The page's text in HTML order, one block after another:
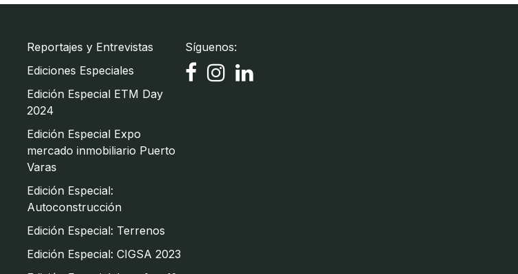
Reportajes y Entrevistas
Ediciones Especiales
Edición Especial ETM Day
2024
Edición Especial Expo
mercado inmobiliario Puerto
Varas
Edición Especial:
Autoconstrucción
Edición Especial: Terrenos
Edición Especial: CIGSA 2023
Síguenos: